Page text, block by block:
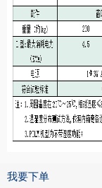
我要下单